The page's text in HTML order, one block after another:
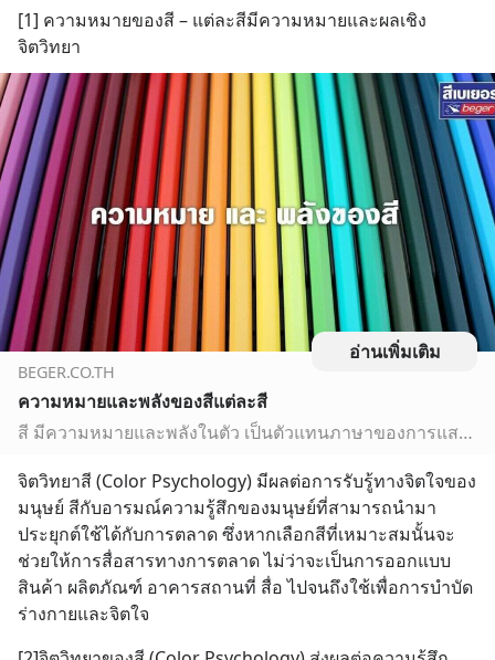
[1] ความหมายของสี – แต่ละสีมีความหมายและผลเชิง
จิตวิทยา
อ่านเพิ่มเติม
BEGER.CO.TH
ความหมายและพลังของสีแต่ละสี
สี มีความหมายและพลังในตัว เป็นตัวแทนภาษาของการแสดงความรู้สึก เป็นพลังสร้างสรรค์จินตนาการ สี สามารถทำให้เรารู้สึกเบิกบาน ผ่อนคลาย หรือแม้แต่สร้างความสมดุล ให้กับจิตใจ ลองไปดูความหมายกัน
จิตวิทยาสี (Color Psychology) มีผลต่อการรับรู้ทางจิตใจของ
มนุษย์ สีกับอารมณ์ความรู้สึกของมนุษย์ที่สามารถนำมา
ประยุกต์ใช้ได้กับการตลาด ซึ่งหากเลือกสีที่เหมาะสมนั้นจะ
ช่วยให้การสื่อสารทางการตลาด ไม่ว่าจะเป็นการออกแบบ
สินค้า ผลิตภัณฑ์ อาคารสถานที่ สื่อ ไปจนถึงใช้เพื่อการบำบัด
ร่างกายและจิตใจ